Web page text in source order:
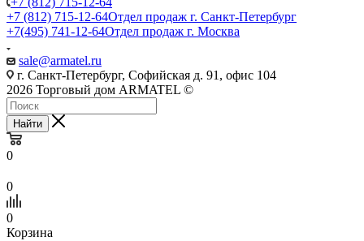
+7 (812) 715-12-64Отдел продаж г. Санкт-Петербург
+7(495) 741-12-64Отдел продаж г. Москва
sale@armatel.ru
г. Санкт-Петербург, Софийская д. 91, офис 104
2026 Торговый дом ARMATEL ©
Найти
0
0
0
Корзина